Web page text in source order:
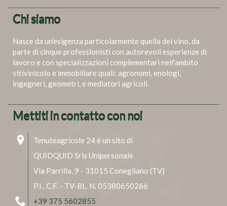
Chi siamo
Nasce da un'esigenza particolarmente quella del vino, da
parte di cinque professionisti con autorevoli esperienze di
lavoro e con specializzazioni complementari nell'ambito
vitivinicolo e immobiliare quali: agronomi, enologi,
ingegneri, geometri, e mediatori agricoli.
Mettiti in contatto con noi
Tenuteagricole 24 è un sito di
QUIDQUID Srls Unipersonale
Via Parrilla, 9 - 31015 Conegliano (TV)
P.I., C.F. - TV-BL. N. 05380650266
+39 375 5602855